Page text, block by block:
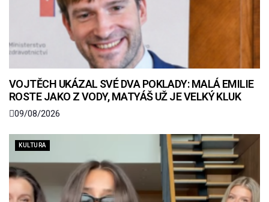
VOJTĚCH UKÁZAL SVÉ DVA POKLADY: MALÁ EMILIE
ROSTE JAKO Z VODY, MATYÁŠ UŽ JE VELKÝ KLUK
09/08/2026
KULTURA